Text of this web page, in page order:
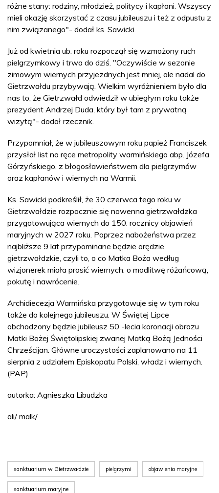
różne stany: rodziny, młodzież, politycy i kapłani. Wszyscy
mieli okazję skorzystać z czasu jubileuszu i też z odpustu z
nim związanego"- dodał ks. Sawicki.
Już od kwietnia ub. roku rozpoczął się wzmożony ruch
pielgrzymkowy i trwa do dziś. "Oczywiście w sezonie
zimowym wiernych przyjezdnych jest mniej, ale nadal do
Gietrzwałdu przybywają. Wielkim wyróżnieniem było dla
nas to, że Gietrzwałd odwiedził w ubiegłym roku także
prezydent Andrzej Duda, który był tam z prywatną
wizytą"- dodał rzecznik.
Przypomniał, że w jubileuszowym roku papież Franciszek
przysłał list na ręce metropolity warmińskiego abp. Józefa
Górzyńskiego, z błogosławieństwem dla pielgrzymów
oraz kapłanów i wiernych na Warmii.
Ks. Sawicki podkreślił, że 30 czerwca tego roku w
Gietrzwałdzie rozpocznie się nowenna gietrzwałdzka
przygotowująca wiernych do 150. rocznicy objawień
maryjnych w 2027 roku. Poprzez nabożeństwa przez
najbliższe 9 lat przypominane będzie orędzie
gietrzwałdzkie, czyli to, o co Matka Boża według
wizjonerek miała prosić wiernych: o modlitwę różańcową,
pokutę i nawrócenie.
Archidiecezja Warmińska przygotowuje się w tym roku
także do kolejnego jubileuszu. W Świętej Lipce
obchodzony będzie jubileusz 50 -lecia koronacji obrazu
Matki Bożej Świętolipskiej zwanej Matką Bożą Jedności
Chrześcijan. Główne uroczystości zaplanowano na 11
sierpnia z udziałem Episkopatu Polski, władz i wiernych.
(PAP)
autorka: Agnieszka Libudzka
ali/ malk/
sanktuarium w Gietrzwałdzie pielgrzymi objawienia maryjne
sanktuarium maryjne